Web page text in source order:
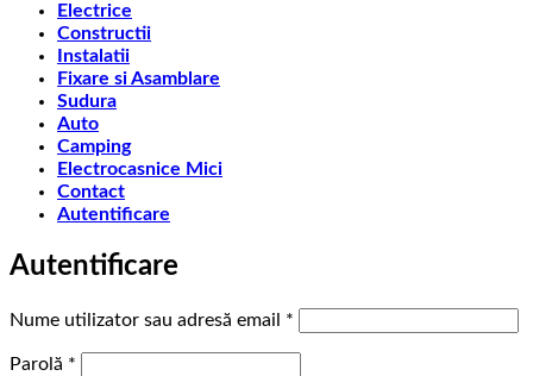
Electrice
Constructii
Instalatii
Fixare si Asamblare
Sudura
Auto
Camping
Electrocasnice Mici
Contact
Autentificare
Autentificare
Nume utilizator sau adresă email *
Parolă *